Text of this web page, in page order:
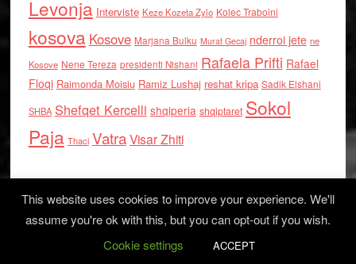
Levonja Interviste Keze Kozeta Zylo Kolec Traboini
kosova Kosove Marjana Bulku Murat Gecaj nderroi jete ne
Kosove Nene Tereza presidenti Nishani Rafaela Prifti Rafael
Floqi Raimonda Moisiu Ramiz Lushaj reshat kripa Sadik Elshani
SHBA Shefqet Kercelli shqiperia shqiptaret Sokol
Paja Thaci VatraVisar Zhiti
Log in
This website uses cookies to improve your experience. We'll
assume you're ok with this, but you can opt-out if you wish.
Cookie settings
ACCEPT